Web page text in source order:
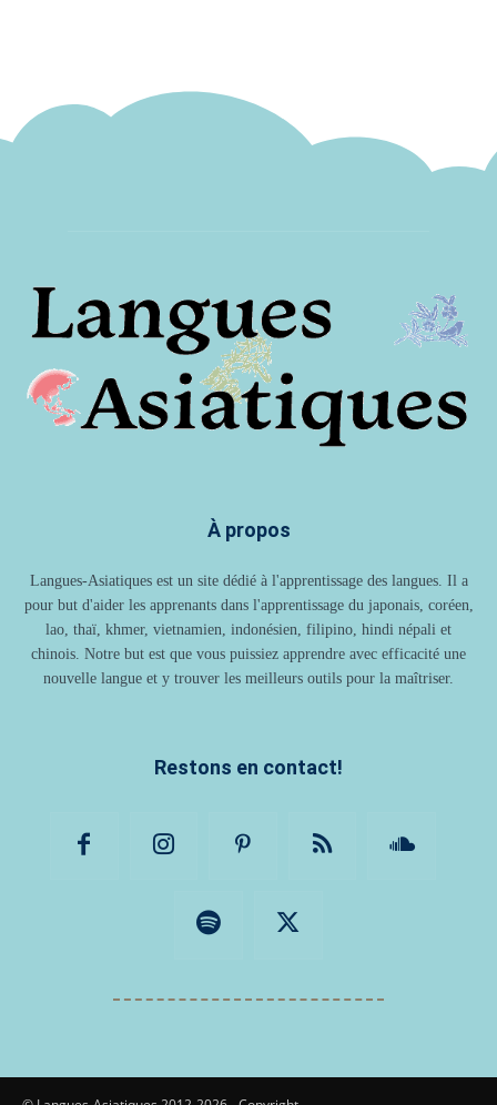
À propos
Langues-Asiatiques est un site dédié à l'apprentissage des langues. Il a
pour but d'aider les apprenants dans l'apprentissage du japonais, coréen,
lao, thaï, khmer, vietnamien, indonésien, filipino, hindi népali et
chinois. Notre but est que vous puissiez apprendre avec efficacité une
nouvelle langue et y trouver les meilleurs outils pour la maîtriser.
Restons en contact!